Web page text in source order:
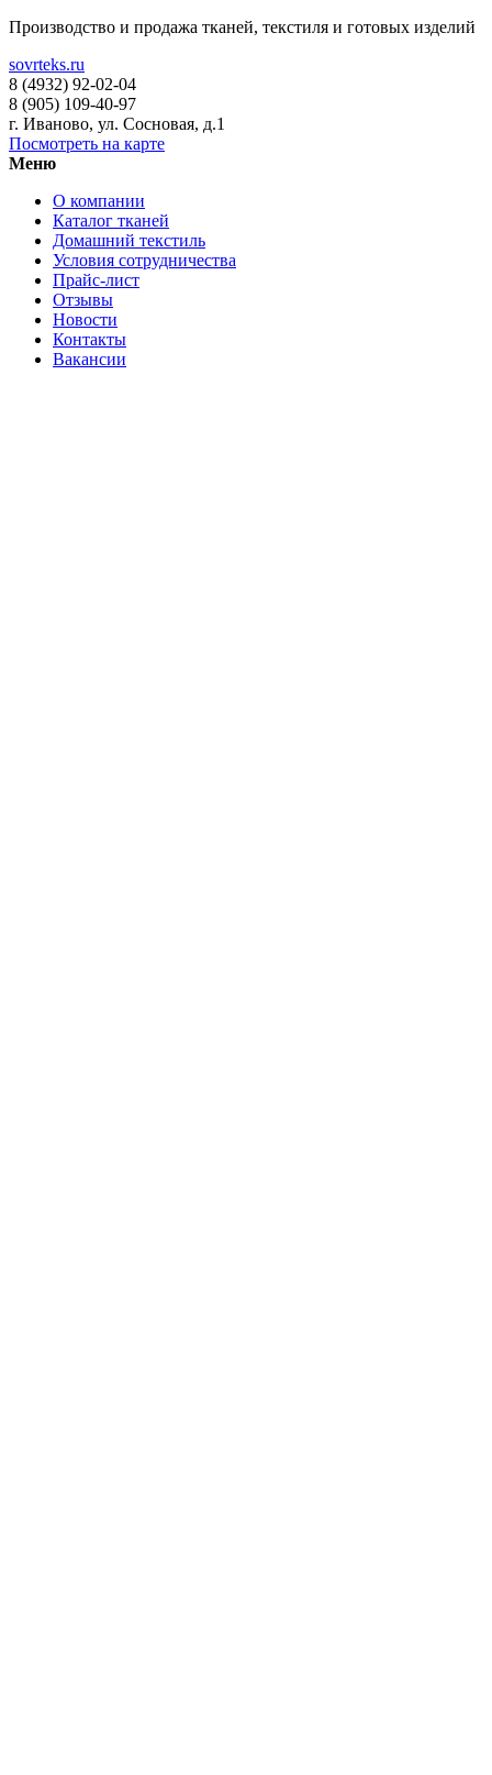
Производство и продажа тканей, текстиля и готовых изделий
sovrteks.ru
8 (4932) 92-02-04
8 (905) 109-40-97
г. Иваново, ул. Сосновая, д.1
Посмотреть на карте
Меню
О компании
Каталог тканей
Домашний текстиль
Условия сотрудничества
Прайс-лист
Отзывы
Новости
Контакты
Вакансии